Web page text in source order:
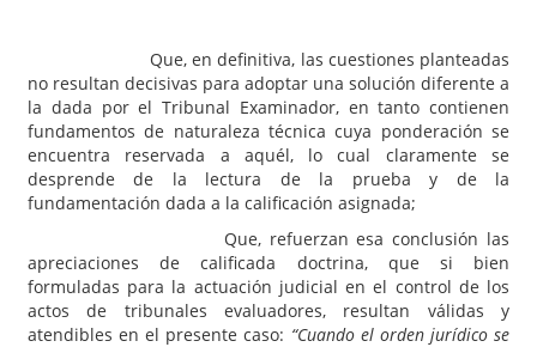
Que, en definitiva, las cuestiones planteadas
no resultan decisivas para adoptar una solución diferente a
la dada por el Tribunal Examinador, en tanto contienen
fundamentos de naturaleza técnica cuya ponderación se
encuentra reservada a aquél, lo cual claramente se
desprende de la lectura de la prueba y de la
fundamentación dada a la calificación asignada;
Que, refuerzan esa conclusión las
apreciaciones de calificada doctrina, que si bien
formuladas para la actuación judicial en el control de los
actos de tribunales evaluadores, resultan válidas y
atendibles en el presente caso: “Cuando el orden jurídico se